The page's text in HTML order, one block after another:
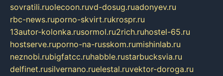
sovratili.ruolecoon.ruvd-dosug.ruadonyev.ru
rbc-news.ruporno-skvirt.rukrospr.ru
13autor-kolonka.rusormol.ru2rich.ruhostel-65.ru
hostserve.ruporno-na-russkom.rumishinlab.ru
neznobi.rubigfatcc.ruhabble.rustarbucksvia.ru
delfinet.rusilvernano.ruelestal.ruvektor-doroga.ru